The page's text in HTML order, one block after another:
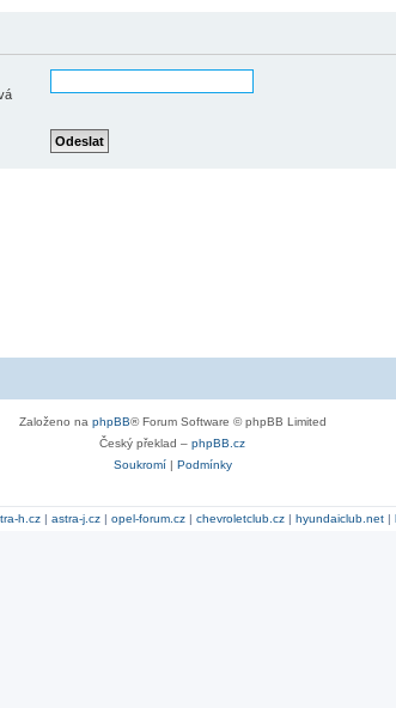
Založeno na phpBB® Forum Software © phpBB Limited
Český překlad – phpBB.cz
Soukromí| Podmínky
h.cz| astra-j.cz| opel-forum.cz| chevroletclub.cz| hyundaiclub.net|